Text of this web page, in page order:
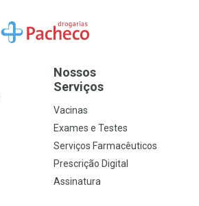
Ir para a Home
Nossos
Serviços
Vacinas
Exames e Testes
Serviços Farmacêuticos
Prescrição Digital
Assinatura